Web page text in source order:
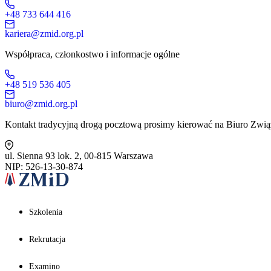
+48 733 644 416
kariera@zmid.org.pl
Współpraca, członkostwo i informacje ogólne
+48 519 536 405
biuro@zmid.org.pl
Kontakt tradycyjną drogą pocztową prosimy kierować na Biuro
ul. Sienna 93 lok. 2, 00-815 Warszawa
NIP: 526-13-30-874
Szkolenia
Rekrutacja
Examino